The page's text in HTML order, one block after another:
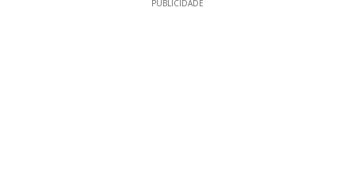
PUBLICIDADE